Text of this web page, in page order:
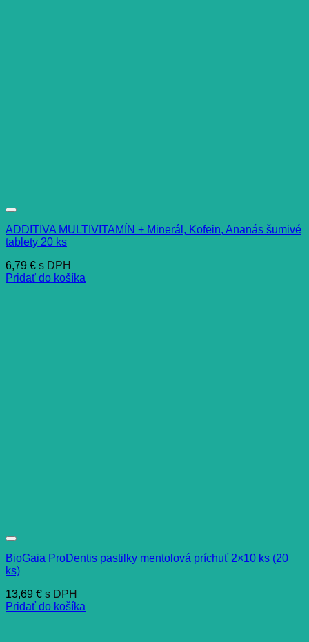
ADDITIVA MULTIVITAMÍN + Minerál, Kofein, Ananás šumivé
tablety 20 ks
6,79 € s DPH
Pridať do košíka
BioGaia ProDentis pastilky mentolová príchuť 2×10 ks (20
ks)
13,69 € s DPH
Pridať do košíka